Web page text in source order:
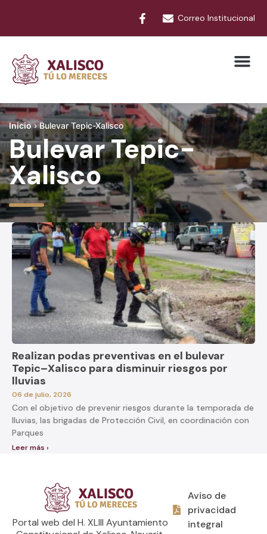
Correo Institucional
Inicio›Bulevar Tepic-Xalisco
Bulevar Tepic-
Xalisco
Realizan podas preventivas en el bulevar
Tepic–Xalisco para disminuir riesgos por
lluvias
06 de julio, 2026
Con el objetivo de prevenir riesgos durante la temporada de
lluvias, las brigadas de Protección Civil, en coordinación con
Parques
Leer más ›
Portal web del H. XLIII Ayuntamiento
Aviso de
privacidad
integral